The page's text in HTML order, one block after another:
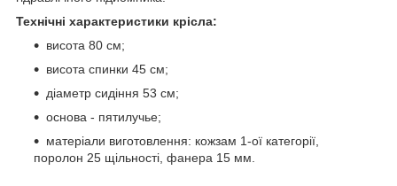
Технічні характеристики крісла:
висота 80 см;
висота спинки 45 см;
діаметр сидіння 53 см;
основа - пятилучье;
матеріали виготовлення: кожзам 1-ої категорії,
поролон 25 щільності, фанера 15 мм.